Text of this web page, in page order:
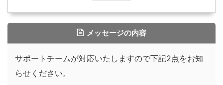
メッセージの内容
サポートチームが対応いたしますので下記2点をお知
らせください。